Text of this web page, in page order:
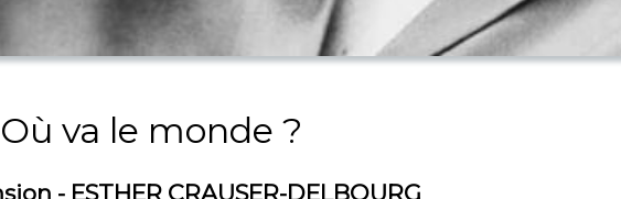
va le monde ?
- ESTHER CRAUSER-DELBOURG